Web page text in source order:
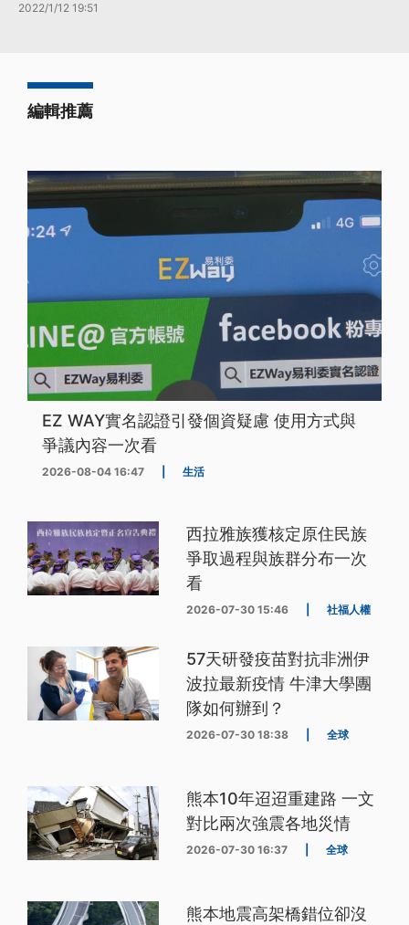
2022/1/12 19:51
編輯推薦
EZ WAY實名認證引發個資疑慮 使用方式與
爭議內容一次看
2026-08-04 16:47 生活
西拉雅族獲核定原住民族
爭取過程與族群分布一次
看
2026-07-30 15:46 社福人權
57天研發疫苗對抗非洲伊
波拉最新疫情 牛津大學團
隊如何辦到？
2026-07-30 18:38 全球
熊本10年迢迢重建路 一文
對比兩次強震各地災情
2026-07-30 16:37 全球
熊本地震高架橋錯位卻沒